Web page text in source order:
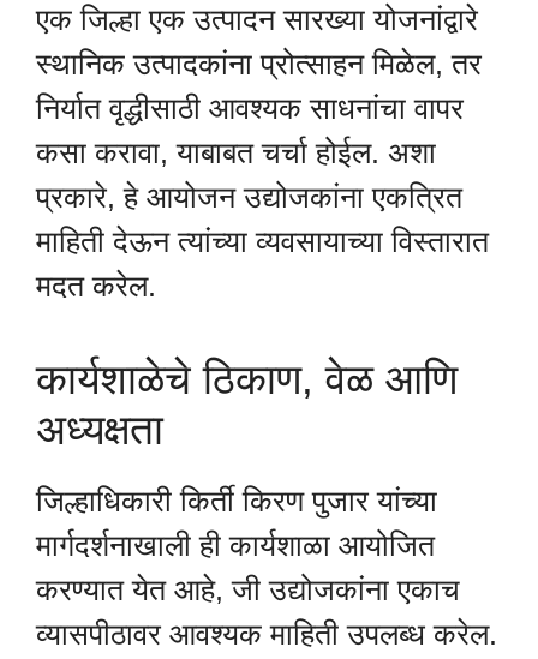
एक जिल्हा एक उत्पादन सारख्या योजनांद्वारे
स्थानिक उत्पादकांना प्रोत्साहन मिळेल, तर
निर्यात वृद्धीसाठी आवश्यक साधनांचा वापर
कसा करावा, याबाबत चर्चा होईल. अशा
प्रकारे, हे आयोजन उद्योजकांना एकत्रित
माहिती देऊन त्यांच्या व्यवसायाच्या विस्तारात
मदत करेल.
कार्यशाळेचे ठिकाण, वेळ आणि
अध्यक्षता
जिल्हाधिकारी किर्ती किरण पुजार यांच्या
मार्गदर्शनाखाली ही कार्यशाळा आयोजित
करण्यात येत आहे, जी उद्योजकांना एकाच
व्यासपीठावर आवश्यक माहिती उपलब्ध करेल.